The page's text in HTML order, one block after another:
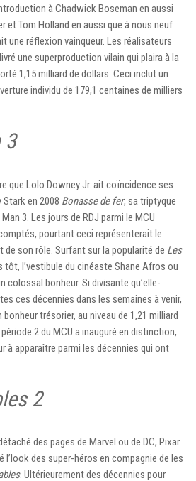
à Chadwick Boseman en aussi
et Tom Holland en aussi que à nous neuf
une réflexion vainqueur. Les réalisateurs
une superproduction vilain qui plaira à la
1,15 milliard de dollars. Ceci inclut un
individu de 179,1 centaines de milliers
3
que Lolo Downey Jr. ait coïncidence ses
Stark en 2008 Bonasse de fer, sa triptyque
3. Les jours de RDJ parmi le MCU
pourtant ceci représenterait le
son rôle. Surfant sur la popularité de Les
tôt, l’vestibule du cinéaste Shane Afros ou
colossal bonheur. Si divisante qu’elle-
ces décennies dans les semaines à venir,
trésorier, au niveau de 1,21 milliard
2 du MCU a inauguré en distinction,
à apparaître parmi les décennies qui ont
2
des pages de Marvel ou de DC, Pixar
des super-héros en compagnie de les
. Ultérieurement des décennies pour